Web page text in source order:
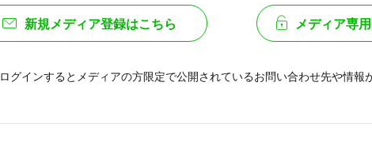
新規メディア登録はこちら メディア専
ログインするとメディアの方限定で公開されているお問い合わせ先や情報